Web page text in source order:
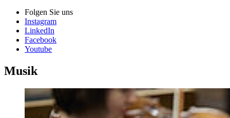
Folgen Sie uns
Instagram
LinkedIn
Facebook
Youtube
Musik